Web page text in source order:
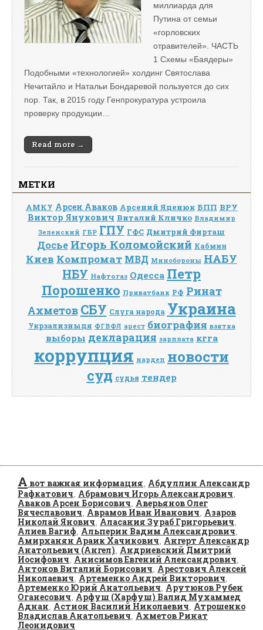
миллиарда для
Путина от семьи
«горловских
отравителей». ЧАСТЬ
1 Схемы «Баядеры»
Подобными «технологией» холдинг Святослава
Нечитайло и Натальи Бондаревой пользуется до сих
пор. Так, в 2015 году Генпрокуратура устроила
проверку продукции…
Read more →
МЕТКИ
АМКУ Арсен Аваков Арсений Яценюк БПП ВРУ
Виктор Янукович Виталий Кличко Владимир
Зеленский ГБР ГПУ ГФС Дмитрий Фирташ
Досье Игорь Коломойский Кабмин
Киев Компромат МВД Минобороны НАБУ
НБУ Нафтогаз Одесса Петр
Порошенко Приватбанк РФ Ринат
Ахметов СБУ Слуга народа Украина
Укрзализныця ФГВФЛ арест биография взятка
выборы декларация зарплата кгга
коррупция нардеп новости
суд судья тендер
А вот важная информация, Абдуллин Александр
Рафкатович, Абрамович Игорь Александрович,
Аваков Арсен Борисович, Аверьянов Олег
Вячеславович, Аврамов Иван Иванович, Азаров
Николай Янович, Аласания Зураб Григорьевич,
Алиев Вагиф, Альперин Вадим Александрович,
Амирханян Араик Хачикович, Ангерт Александр
Анатольевич (Ангел), Андриевский Дмитрий
Иосифович, Анисимов Евгений Александрович,
Антонов Виталий Борисович, Арестович Алексей
Николаевич, Артеменко Андрей Викторович,
Артеменко Юрий Анатольевич, Арутюнов Рубен
Оганесович, Арфуш (Харфуш) Валид Мухаммед
Аднан, Астион Василий Николаевич, Атрошенко
Владислав Анатольевич, Ахметов Ринат
Леонидович